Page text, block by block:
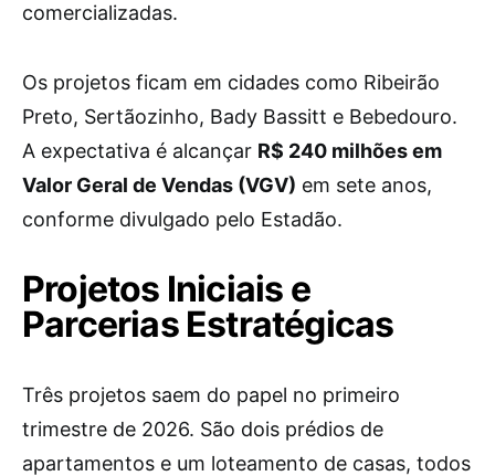
comercializadas.
Os projetos ficam em cidades como Ribeirão
Preto, Sertãozinho, Bady Bassitt e Bebedouro.
A expectativa é alcançar R$ 240 milhões em
Valor Geral de Vendas (VGV) em sete anos,
conforme divulgado pelo Estadão.
Projetos Iniciais e
Parcerias Estratégicas
Três projetos saem do papel no primeiro
trimestre de 2026. São dois prédios de
apartamentos e um loteamento de casas, todos